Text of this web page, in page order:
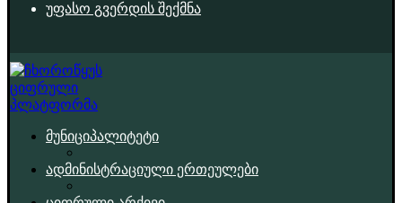
უფასო გვერდის შექმნა
მუნიციპალიტეტი
ადმინისტრაციული ერთეულები